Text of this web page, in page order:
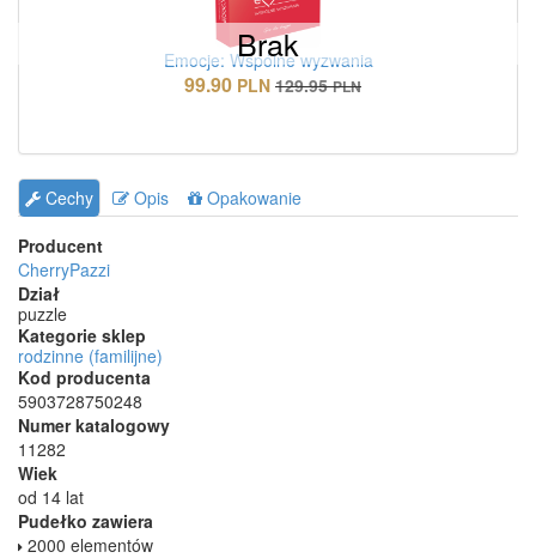
Brak
Emocje: Wspólne wyzwania
99.90 PLN 129.95 PLN
Cechy Opis
Opakowanie
Producent
CherryPazzi
Dział
puzzle
Kategorie sklep
rodzinne (familijne)
Kod producenta
5903728750248
Numer katalogowy
11282
Wiek
od 14 lat
Pudełko zawiera
2000 elementów